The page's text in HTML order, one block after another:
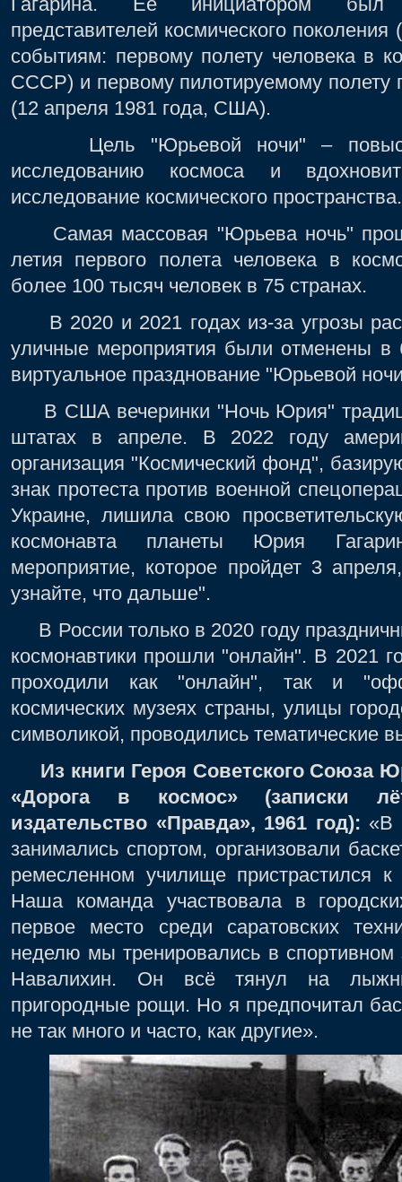
представителей космического
событиям: первому полету человека в
СССР) и первому пилотируемому полету
(12 апреля 1981 года, США).
Цель "Юрьевой ночи" –
исследованию космоса и
исследование космического пространства.
Самая массовая "Юрьева ночь"
летия первого полета человека в
более 100 тысяч человек в 75 странах.
В 2020 и 2021 годах из-за угрозы
уличные мероприятия были отменены в
виртуальное празднование "Юрьевой
В США вечеринки "Ночь Юрия"
штатах в апреле. В 2022 году
организация "Космический фонд",
знак протеста против военной
Украине, лишила свою
космонавта планеты Юрия
мероприятие, которое пройдет 3
узнайте, что дальше".
В России только в 2020 году
космонавтики прошли "онлайн". В 2021
проходили как "онлайн", так и
космических музеях страны, улицы
символикой, проводились тематические
Из книги Героя Советского Союза
«Дорога в космос» (записки
издательство «Правда», 1961 год): «В
занимались спортом, организовали
ремесленном училище пристрастился
Наша команда участвовала в
первое место среди саратовских
неделю мы тренировались в
Навалихин. Он всё тянул на
пригородные рощи. Но я предпочитал
не так много и часто, как другие».